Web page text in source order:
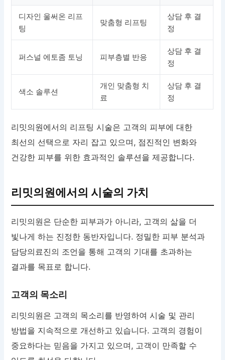
디자인 울써온 리프
팅
맞춤형 리프팅
상담 후 결
정
퍼스널 에토좀 토닝 피부층별 반응
상담 후 결
정
색소 솔루션
개인 맞춤형 치
료
상담 후 결
정
리밋의원에서의 리프팅 시술은 고객의 피부에 대한
최선의 선택으로 자리 잡고 있으며, 점진적인 변화와
건강한 피부를 위한 효과적인 솔루션을 제공합니다.
리밋의원에서의 시술의 가치
리밋의원은 단순한 피부과가 아니라, 고객의 삶을 더
빛나게 하는 진정한 동반자입니다. 정밀한 피부 분석과
담당의료진의 조언을 통해 고객의 기대를 초과하는
결과를 목표로 합니다.
고객의 목소리
리밋의원은 고객의 목소리를 반영하여 시술 및 관리
방법을 지속적으로 개선하고 있습니다. 고객의 경험이
중요하다는 믿음을 가지고 있으며, 고객이 만족할 수